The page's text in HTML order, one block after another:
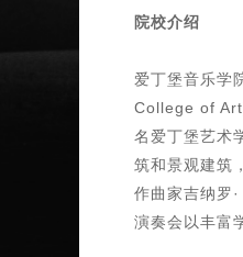
院校介绍
爱丁堡音乐学
College of
名爱丁堡艺术
筑和景观建筑
作曲家吉纳罗
演奏会以丰富